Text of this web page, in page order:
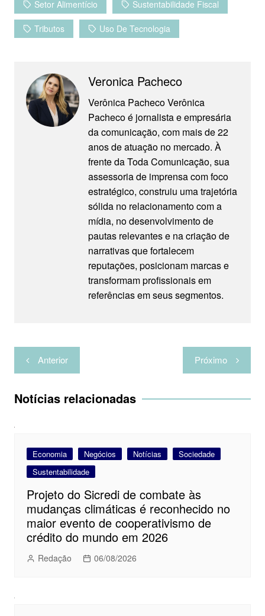
Setor Alimentício Sustentabilidade Fiscal
Tributos Uso De Tecnologia
Veronica Pacheco
Verônica Pacheco Verônica
Pacheco é jornalista e empresária
da comunicação, com mais de 22
anos de atuação no mercado. À
frente da Toda Comunicação, sua
assessoria de imprensa com foco
estratégico, construiu uma trajetória
sólida no relacionamento com a
mídia, no desenvolvimento de
pautas relevantes e na criação de
narrativas que fortalecem
reputações, posicionam marcas e
transformam profissionais em
referências em seus segmentos.
Navegação
de
Post
Anterior Próximo
Notícias relacionadas
Economia Negócios Notícias
Sociedade
Sustentabilidade
Projeto do Sicredi de combate às
mudanças climáticas é reconhecido no
maior evento de cooperativismo de
crédito do mundo em 2026
Redação 06/08/2026